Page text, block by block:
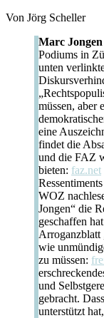
Von Jörg Scheller
Marc Jongen
Podiums in
unten
müssen, aber
eine
findet die
und die FAZ
bieten: faz.net
WOZ
Jongen“ die
geschaffen
Arroganzblatt
wie
zu müssen:
und
gebracht.
unterstützt